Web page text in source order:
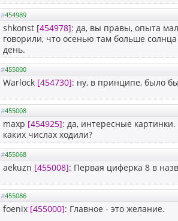
#454989
shkonst [454978]: да, вы правы, опыта
говорили, что осенью там больше
день.
#455000
Warlock [454730]: ну, в принципе, было
#455008
maxp [454925]: да, интересные
каких числах ходили?
#455068
aekuzn [455008]: Первая циферка 8 в
#455086
foenix [455000]: Главное - это желание.